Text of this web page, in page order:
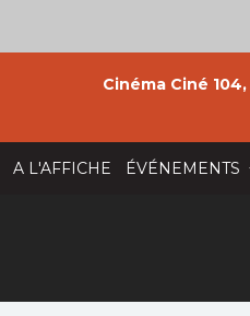
A L'AFFICHE ÉVÉNEMENTS
Cinéma Ciné 104,